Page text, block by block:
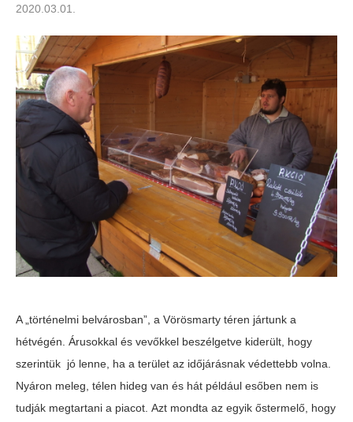
2020.03.01.
A „történelmi belvárosban”, a Vörösmarty téren jártunk a
hétvégén. Árusokkal és vevőkkel beszélgetve kiderült, hogy
szerintük jó lenne, ha a terület az időjárásnak védettebb volna.
Nyáron meleg, télen hideg van és hát például esőben nem is
tudják megtartani a piacot. Azt mondta az egyik őstermelő, hogy